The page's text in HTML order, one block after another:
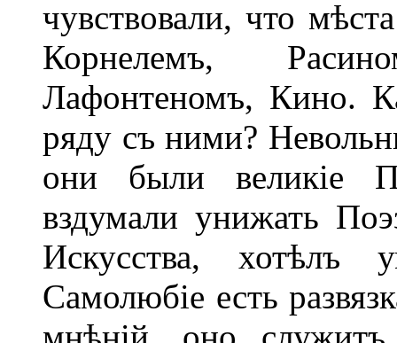
чувствовали, что
Корнелемъ,
Лафонтеномъ, Кино.
ряду съ ними?
они были великіе
вздумали унижать
Искусства, хотѣлъ
Самолюбіе есть